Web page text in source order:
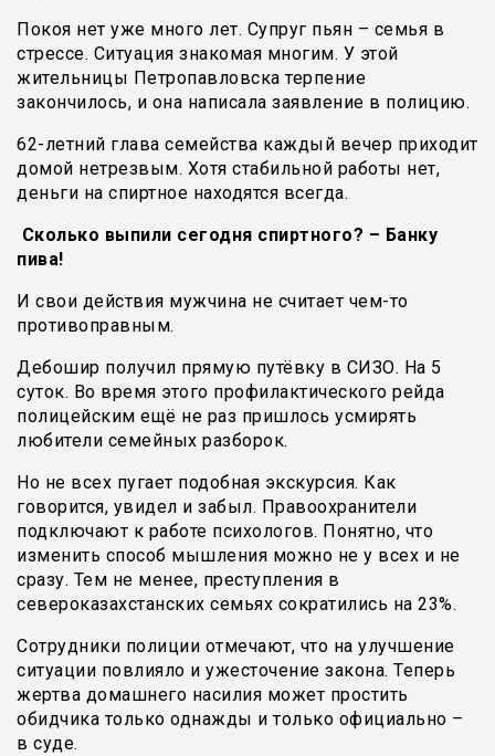
Покоя нет уже много лет. Супруг пьян – семья в
стрессе. Ситуация знакомая многим. У этой
жительницы Петропавловска терпение
закончилось, и она написала заявление в полицию.
62-летний глава семейства каждый вечер приходит
домой нетрезвым. Хотя стабильной работы нет,
деньги на спиртное находятся всегда.
Сколько выпили сегодня спиртного? – Банку
пива!
И свои действия мужчина не считает чем-то
противоправным.
Дебошир получил прямую путёвку в СИЗО. На 5
суток. Во время этого профилактического рейда
полицейским ещё не раз пришлось усмирять
любители семейных разборок.
Но не всех пугает подобная экскурсия. Как
говорится, увидел и забыл. Правоохранители
подключают к работе психологов. Понятно, что
изменить способ мышления можно не у всех и не
сразу. Тем не менее, преступления в
североказахстанских семьях сократились на 23%.
Сотрудники полиции отмечают, что на улучшение
ситуации повлияло и ужесточение закона. Теперь
жертва домашнего насилия может простить
обидчика только однажды и только официально –
в суде.